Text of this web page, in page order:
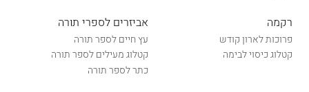
רקמה
פרוכות לארון קודש
קטלוג כיסוי לבימה
אביזרים לספרי תורה
עץ חיים לספר תורה
קטלוג מעילים לספר תורה
כתר לספר תורה